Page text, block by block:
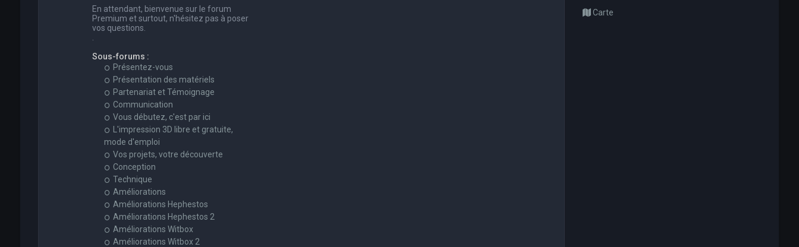
En attendant, bienvenue sur le forum
Premium et surtout, n'hésitez pas à poser
vos questions.
Sous-forums :
Présentez-vous
Présentation des matériels
Partenariat et Témoignage
Communication
Vous débutez, c'est par ici
L'impression 3D libre et gratuite,
mode d'emploi
Vos projets, votre découverte
Conception
Technique
Améliorations
Améliorations Hephestos
Améliorations Hephestos 2
Améliorations Witbox
Améliorations Witbox 2
Carte